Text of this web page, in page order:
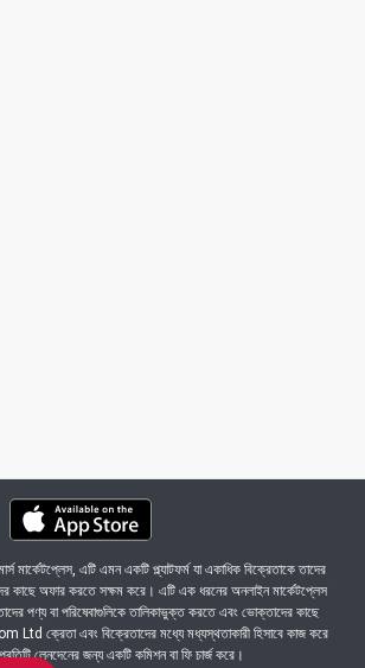
এটি এমন একটি প্ল্যাটফর্ম যা একাধিক বিক্রেতাকে তাদের
কাছে অফার করতে সক্ষম করে। এটি এক ধরনের অনলাইন মার্কেটপ্লেস
পণ্য বা পরিষেবাগুলিকে তালিকাভুক্ত করতে এবং ভোক্তাদের কাছে
Ltd ক্রেতা এবং বিক্রেতাদের মধ্যে মধ্যস্থতাকারী হিসাবে কাজ করে
লেনদেনের জন্য একটি কমিশন বা ফি চার্জ করে।